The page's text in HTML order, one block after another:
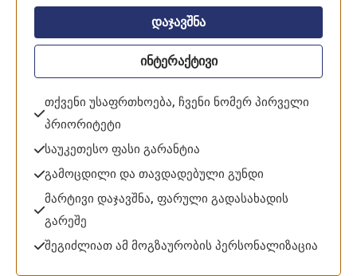
დაჯავშნა
ინტერაქტივი
თქვენი უსაფრთხოება, ჩვენი ნომერ პირველი
პრიორიტეტი
საუკეთესო ფასი გარანტია
გამოცდილი და თავდადებული გუნდი
მარტივი დაჯავშნა, ფარული გადასახადის
გარეშე
შეგიძლიათ ამ მოგზაურობის პერსონალიზაცია